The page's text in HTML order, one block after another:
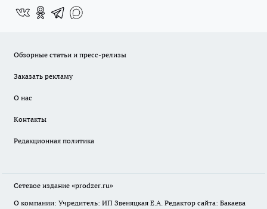
Обзорные статьи и пресс-релизы
Заказать рекламу
О нас
Контакты
Редакционная политика
Сетевое издание «prodzer.ru»
О компании: Учредитель: ИП Звеняцкая Е.А. Редактор сайта: Бакаева